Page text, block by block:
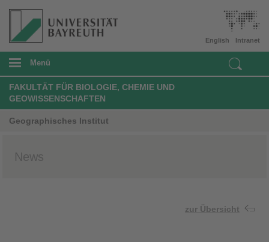
Intranet
English
Menü
FAKULTÄT FÜR BIOLOGIE, CHEMIE UND
GEOWISSENSCHAFTEN
Geographisches Institut
News
zur Übersicht